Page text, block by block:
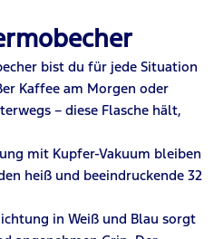
bist du für jede Situation
Kaffee am Morgen oder
– diese Flasche hält,
mit Kupfer-Vakuum bleiben
heiß und beeindruckende 32
in Weiß und Blau sorgt